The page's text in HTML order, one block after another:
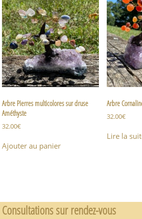
Arbre Pierres multicolores sur druse
Améthyste
32.00€
Ajouter au panier
Arbre
32.00€
Lire la
Consultations sur rendez-vous